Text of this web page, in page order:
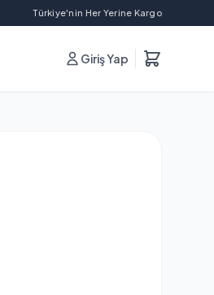
Türkiye'nin Her Yerine Kargo
Giriş Yap